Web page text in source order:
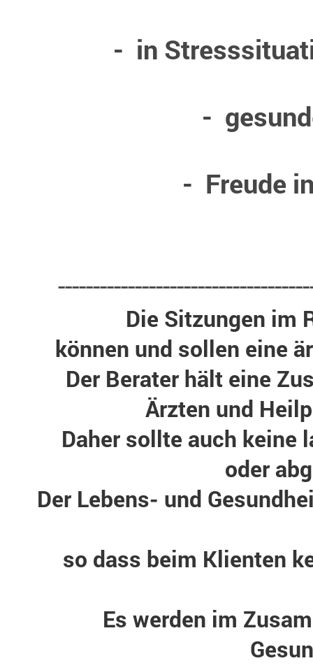
- in
-
- Freude
Die Sitzungen im
können und sollen eine
Der Berater hält eine
Ärzten und
Daher sollte auch keine
oder
Der Lebens- und
so dass beim Klienten
Es werden im